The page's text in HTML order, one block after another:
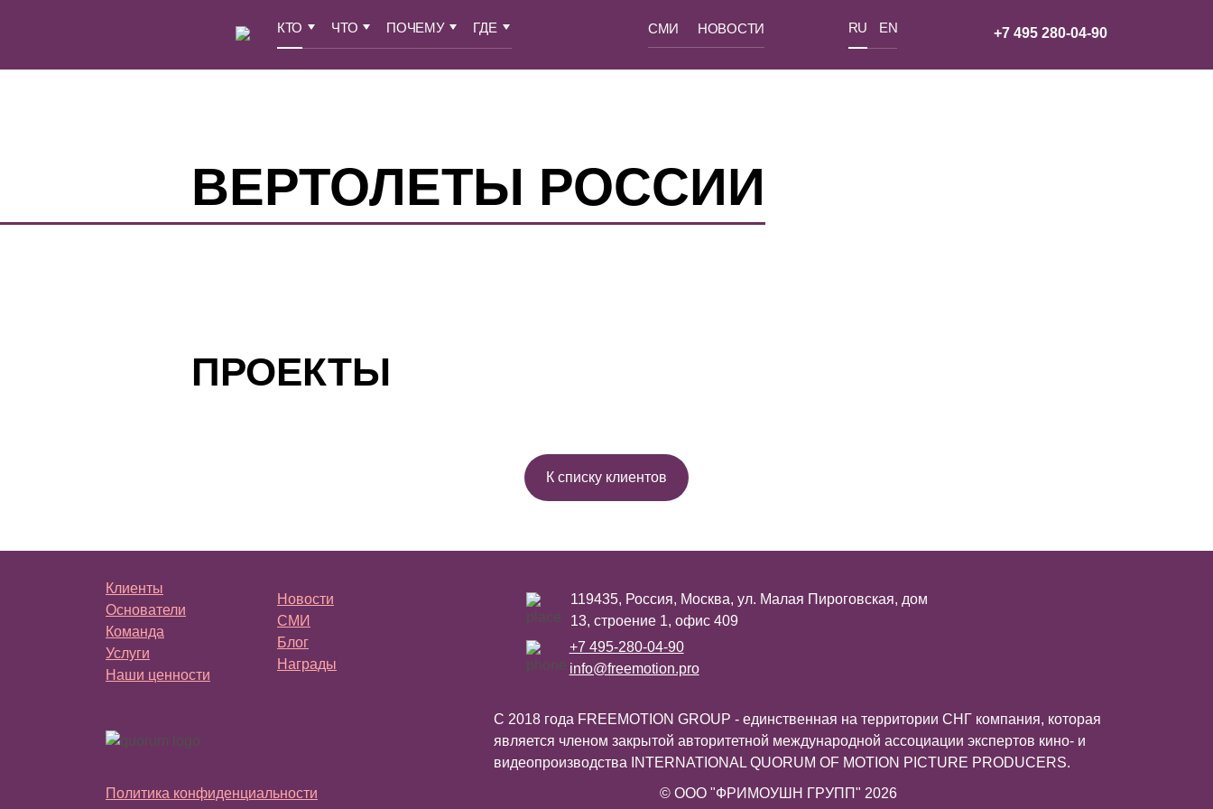
КТО ЧТО ПОЧЕМУ ГДЕ СМИ НОВОСТИ RU EN +7 495 280-04-90
ВЕРТОЛЕТЫ РОССИИ
ПРОЕКТЫ
К списку клиентов
Клиенты
Основатели
Команда
Услуги
Наши ценности
Новости
СМИ
Блог
Награды
119435, Россия, Москва, ул. Малая Пироговская, дом
13, строение 1, офис 409
+7 495-280-04-90
info@freemotion.pro
С 2018 года FREEMOTION GROUP - единственная на территории СНГ компания, которая
является членом закрытой авторитетной международной ассоциации экспертов кино- и
видеопроизводства INTERNATIONAL QUORUM OF MOTION PICTURE PRODUCERS.
Политика конфиденциальности
© ООО "ФРИМОУШН ГРУПП" 2026